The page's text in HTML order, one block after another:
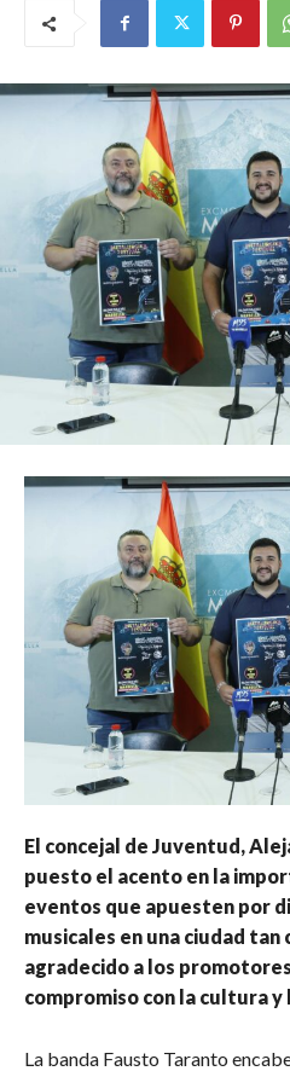
El concejal de Juventud,
puesto el acento en la
eventos que apuesten por
musicales en una ciudad tan
agradecido a los
compromiso con la cultura y
La banda Fausto Taranto